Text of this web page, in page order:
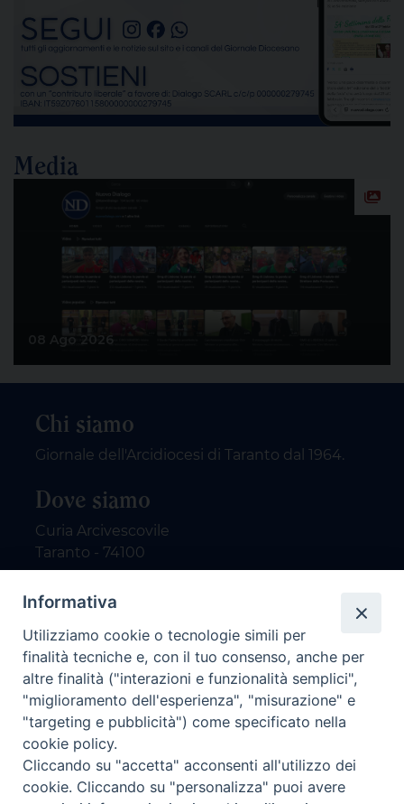
dello stabilimento siderurgico. Una pronuncia che
[…]
Media
Chi siamo
Giornale dell'Arcidiocesi di Taranto dal 1964.
Dove siamo
Curia Arcivescovile
Taranto - 74100
Contatti
email: redazione@nuovodialogo.com
marketing@nuovodialogo.com
tel: 0994525780
tel 2:
Newsletter
Informativa
Utilizziamo cookie o tecnologie simili per
finalità tecniche e, con il tuo consenso, anche per
altre finalità ("interazioni e funzionalità semplici",
"miglioramento dell'esperienza", "misurazione" e
"targeting e pubblicità") come specificato nella
cookie policy.
Cliccando su "accetta" acconsenti all'utilizzo dei
cookie. Cliccando su "personalizza" puoi avere